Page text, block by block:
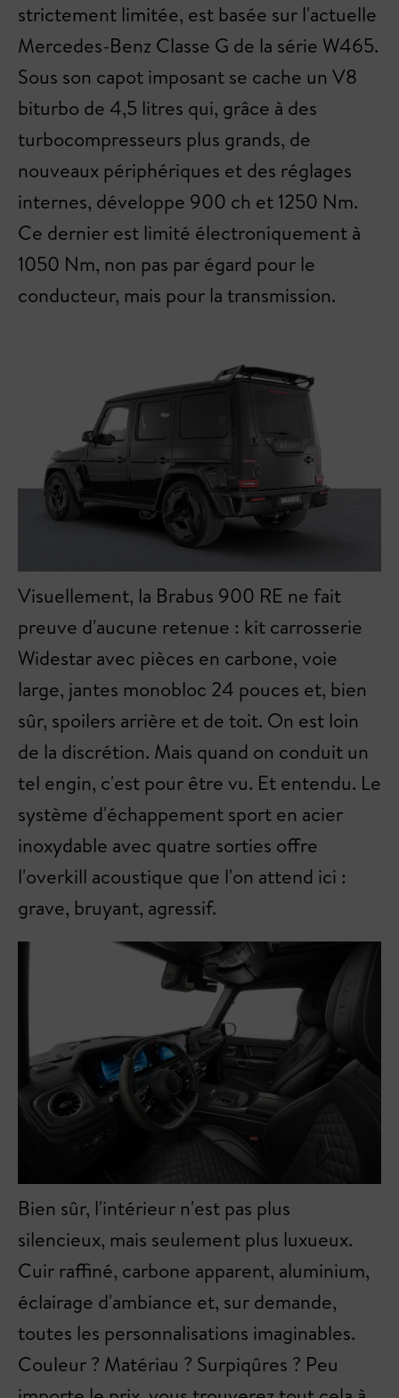
strictement limitée, est basée sur l'actuelle
Mercedes-Benz Classe G de la série W465.
Sous son capot imposant se cache un V8
biturbo de 4,5 litres qui, grâce à des
turbocompresseurs plus grands, de
nouveaux périphériques et des réglages
internes, développe 900 ch et 1250 Nm.
Ce dernier est limité électroniquement à
1050 Nm, non pas par égard pour le
conducteur, mais pour la transmission.
Visuellement, la Brabus 900 RE ne fait
preuve d'aucune retenue : kit carrosserie
Widestar avec pièces en carbone, voie
large, jantes monobloc 24 pouces et, bien
sûr, spoilers arrière et de toit. On est loin
de la discrétion. Mais quand on conduit un
tel engin, c'est pour être vu. Et entendu. Le
système d'échappement sport en acier
inoxydable avec quatre sorties offre
l'overkill acoustique que l'on attend ici :
grave, bruyant, agressif.
Bien sûr, l'intérieur n'est pas plus
silencieux, mais seulement plus luxueux.
Cuir raffiné, carbone apparent, aluminium,
éclairage d'ambiance et, sur demande,
toutes les personnalisations imaginables.
Couleur ? Matériau ? Surpiqûres ? Peu